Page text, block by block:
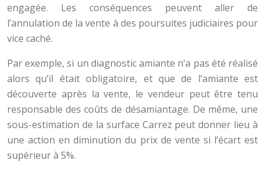
engagée. Les conséquences peuvent aller de
l’annulation de la vente à des poursuites judiciaires pour
vice caché.
Par exemple, si un diagnostic amiante n’a pas été réalisé
alors qu’il était obligatoire, et que de l’amiante est
découverte après la vente, le vendeur peut être tenu
responsable des coûts de désamiantage. De même, une
sous-estimation de la surface Carrez peut donner lieu à
une action en diminution du prix de vente si l’écart est
supérieur à 5%.